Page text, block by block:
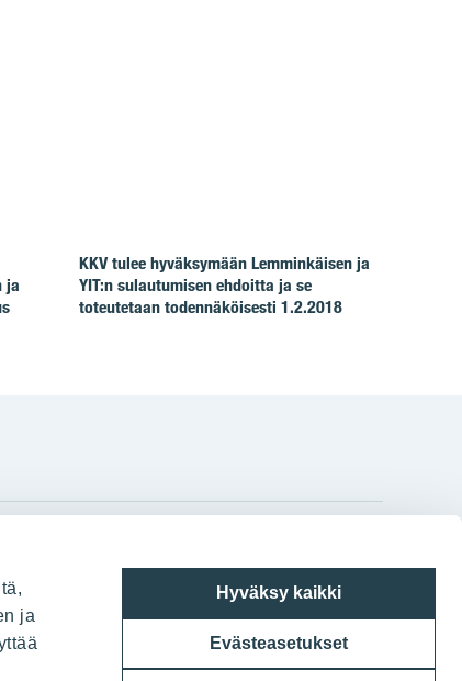
ja
Hyväksy kaikki
Evästeasetukset
ja
KKV tulee hyväksymään Lemminkäisen ja
YIT:n sulautumisen ehdoitta ja se
toteutetaan todennäköisesti 1.2.2018
Panuntie 11, PL 36, 00620 Helsinki
020 433 111